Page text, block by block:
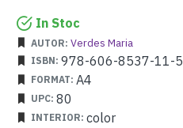
In Stoc
AUTOR: Verdes Maria
ISBN: 978-606-8537-11-5
FORMAT: A4
UPC: 80
INTERIOR: color